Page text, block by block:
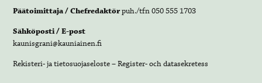
Päätoimittaja / Chefredaktörpuh./tfn 050 555 1703
Sähköposti / E-post
kaunisgrani@kauniainen.fi
Rekisteri- ja tietosuojaseloste – Register- och datasekretess